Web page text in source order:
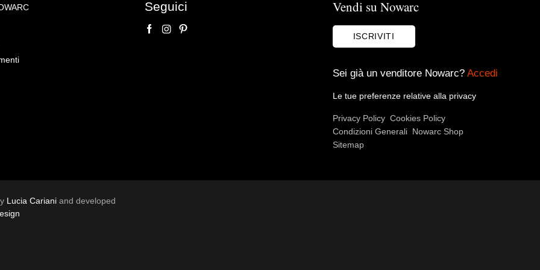
di paese”
Seguici Vendi su Nowarc
ISCRIVITI
Sei già un venditore Nowarc? Accedi
Le tue preferenze relative alla privacy
Privacy Policy Cookies Policy
Condizioni Generali Nowarc Shop
Sitemap
Lucia Cariani and developed